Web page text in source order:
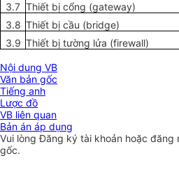
3.7 Thiết bị cổng (gateway)
3.8 Thiết bị cầu (bridge)
3.9 Thiết bịtường lửa (firewall)
Nội dung VB
Văn bản gốc
Tiếng anh
Lược đồ
VB liên quan
Bản án áp dụng
Vui lòngĐăng ký tài khoản hoặc đăng
gốc.